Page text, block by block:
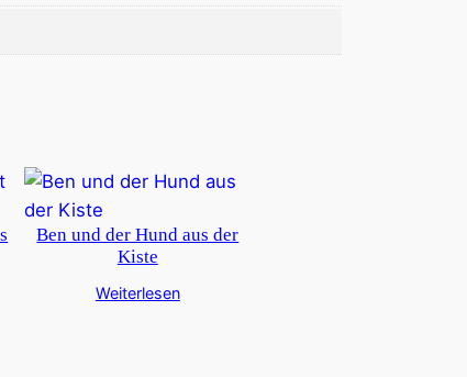
Ben und der Hund aus der
Kiste
Weiterlesen